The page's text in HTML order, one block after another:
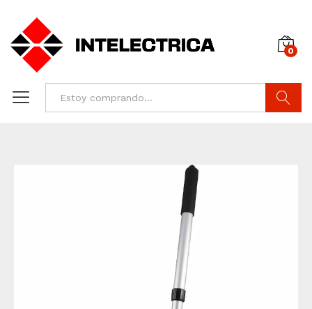
0